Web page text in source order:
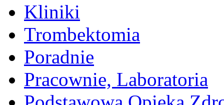
Kliniki
Trombektomia
Poradnie
Pracownie, Laboratoria